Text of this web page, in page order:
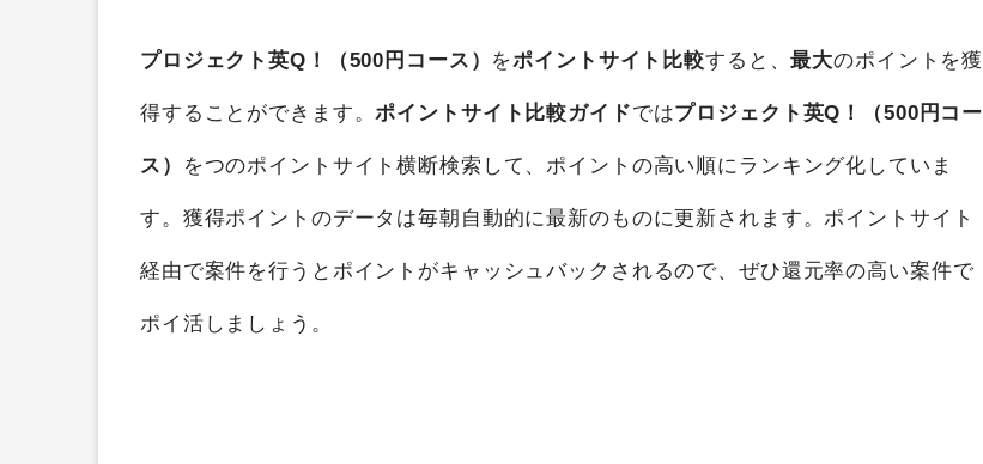
プロジェクト英Q！（500円コース）をポイントサイト比較すると、 最大 のポイントを獲
得することができます。 ポイントサイト比較ガイド ではプロジェクト英Q！（500円コー
ス） をつのポイントサイト横断検索して、ポイントの高い順にランキング化していま
す。獲得ポイントのデータは毎朝自動的に最新のものに更新されます。ポイントサイト